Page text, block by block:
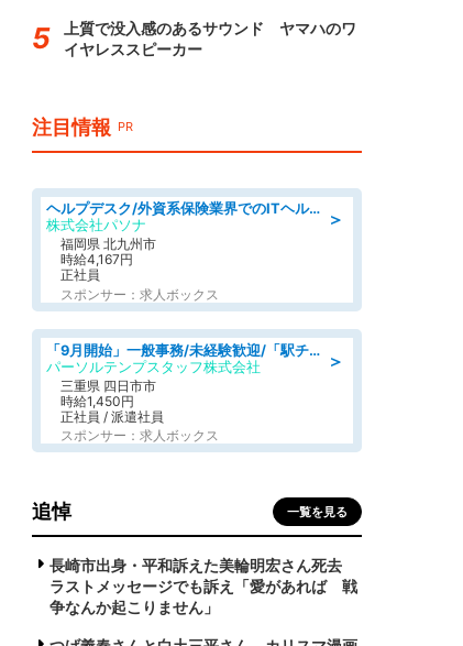
上質で没入感のあるサウンド ヤマハのワ
イヤレススピーカー
注目情報 PR
＞
ヘルプデスク/外資系保険業界でのITヘルプデスク業務/駅近/即日勤務可/ヘルプデスク
株式会社パソナ
福岡県 北九州市
時給4,167円
正社員
スポンサー：求人ボックス
＞
「9月開始」一般事務/未経験歓迎/「駅チカ×18時まで!」残業なし部内の1人事務@1,450円
パーソルテンプスタッフ株式会社
三重県 四日市市
時給1,450円
正社員 / 派遣社員
スポンサー：求人ボックス
追悼 一覧を見る
長崎市出身・平和訴えた美輪明宏さん死去
ラストメッセージでも訴え「愛があれば 戦
争なんか起こりません」